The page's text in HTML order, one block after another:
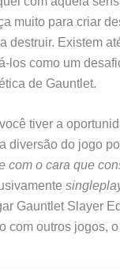
muito para criar
destruir. Existem
los como um
de Gauntlet.
tiver a
diversão do jogo
o cara que
Gauntlet Slayer
com outros jogos,